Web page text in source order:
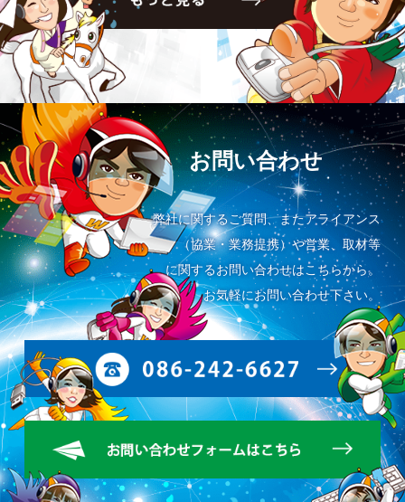
お問い合わせ
弊社に関するご質問、またアライアンス
（協業・業務提携）や営業、取材等
に関するお問い合わせはこちらから。
お気軽にお問い合わせ下さい。